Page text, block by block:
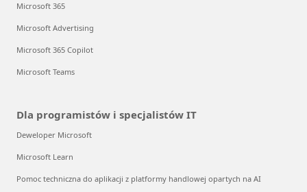
Microsoft 365
Microsoft Advertising
Microsoft 365 Copilot
Microsoft Teams
Dla programistów i specjalistów IT
Deweloper Microsoft
Microsoft Learn
Pomoc techniczna do aplikacji z platformy handlowej opartych na AI